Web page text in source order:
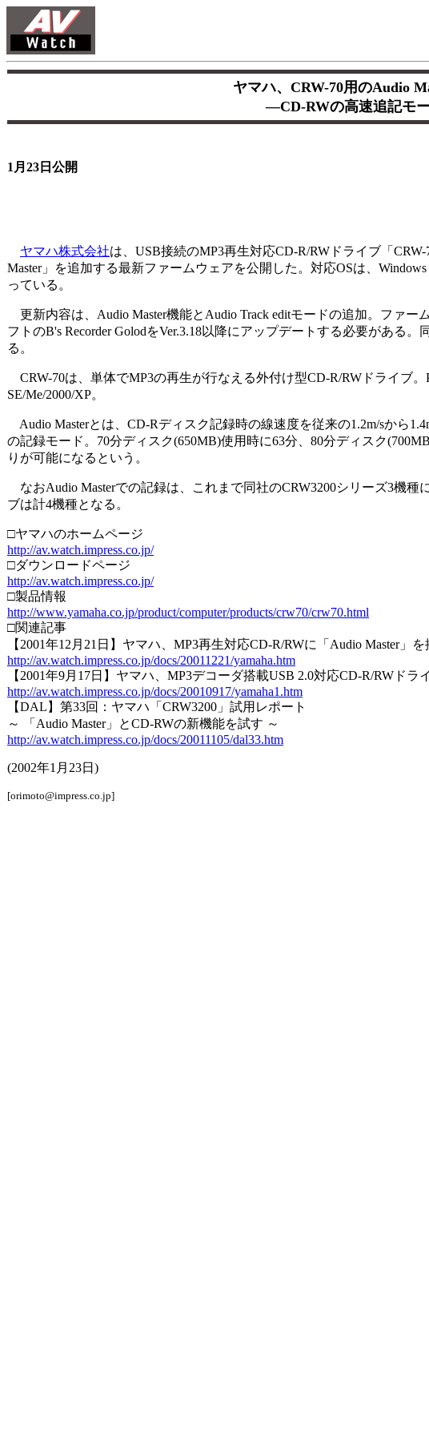
ヤマハ、CRW-70用のAudio
―CD-RWの高速追記モ
1月23日公開
ヤマハ株式会社は、USB接続のMP3再生対応CD-R/RWドライブ「
Master」を追加する最新ファームウェアを公開した。対応OSは、
っている。
更新内容は、Audio Master機能とAudio Track editモードの追加。ファ
フトのB's Recorder GolodをVer.3.18以降にアップデートする必要がある。
る。
CRW-70は、単体でMP3の再生が行なえる外付け型CD-R/RWドライブ
SE/Me/2000/XP。
Audio Masterとは、CD-Rディスク記録時の線速度を従来の1.2m/sから
の記録モード。70分ディスク(650MB)使用時に63分、80分ディスク
りが可能になるという。
なおAudio Masterでの記録は、これまで同社のCRW3200シリーズ3機種
ブは計4機種となる。
□ヤマハのホームページ
http://av.watch.impress.co.jp/
□ダウンロードページ
http://av.watch.impress.co.jp/
□製品情報
http://www.yamaha.co.jp/product/computer/products/crw70/crw70.html
□関連記事
【2001年12月21日】ヤマハ、MP3再生対応CD-R/RWに「Audio Master」
http://av.watch.impress.co.jp/docs/20011221/yamaha.htm
【2001年9月17日】ヤマハ、MP3デコーダ搭載USB 2.0対応CD-R/RWドラ
http://av.watch.impress.co.jp/docs/20010917/yamaha1.htm
【DAL】第33回：ヤマハ「CRW3200」試用レポート
～ 「Audio Master」とCD-RWの新機能を試す ～
http://av.watch.impress.co.jp/docs/20011105/dal33.htm
(2002年1月23日)
[orimoto@impress.co.jp]